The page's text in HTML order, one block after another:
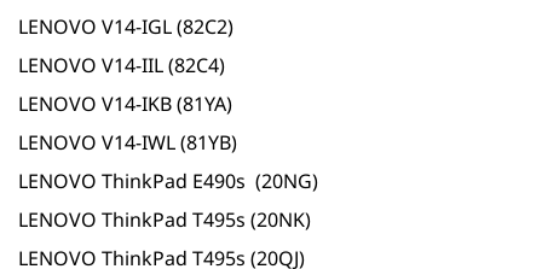
LENOVO V14-IGL (82C2)
LENOVO V14-IIL (82C4)
LENOVO V14-IKB (81YA)
LENOVO V14-IWL (81YB)
LENOVO ThinkPad E490s (20NG)
LENOVO ThinkPad T495s (20NK)
LENOVO ThinkPad T495s (20QJ)